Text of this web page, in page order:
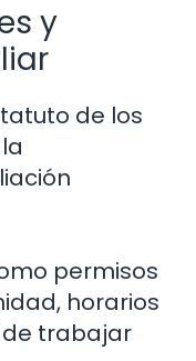
y
de los
permisos
horarios
de trabajar